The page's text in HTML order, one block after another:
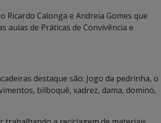
Ricardo Calonga e Andreia Gomes que
aulas de Práticas de Convivência e
destaque são: Jogo da pedrinha, o
bilboquê, xadrez, dama, dominó,